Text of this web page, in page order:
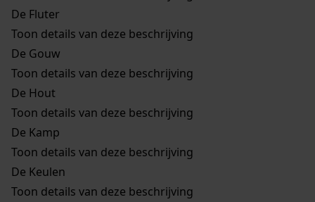
De Fluter
Toon details van deze beschrijving
De Gouw
Toon details van deze beschrijving
De Hout
Toon details van deze beschrijving
De Kamp
Toon details van deze beschrijving
De Keulen
Toon details van deze beschrijving